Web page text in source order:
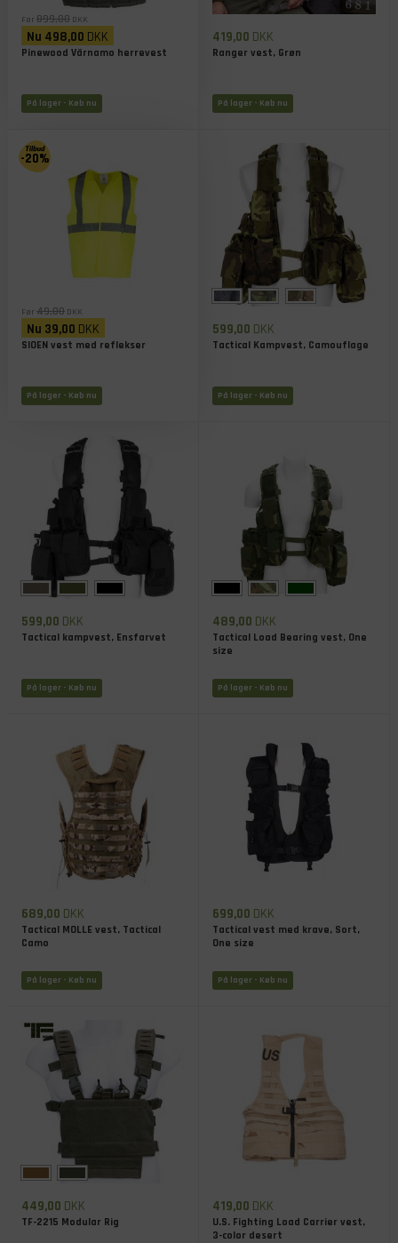
Før 899,00 DKK
Nu 498,00 DKK
Pinewood Värnamo herrevest
På lager - Køb nu
419,00 DKK
Ranger vest, Grøn
På lager - Køb nu
-20%
Før 49,00 DKK
Nu 39,00 DKK
SIOEN vest med reflekser
På lager - Køb nu
599,00 DKK
Tactical Kampvest, Camouflage
På lager - Køb nu
599,00 DKK
Tactical kampvest, Ensfarvet
På lager - Køb nu
489,00 DKK
Tactical Load Bearing vest, One
size
På lager - Køb nu
689,00 DKK
Tactical MOLLE vest, Tactical
Camo
På lager - Køb nu
699,00 DKK
Tactical vest med krave, Sort,
One size
På lager - Køb nu
449,00 DKK
TF-2215 Modular Rig
419,00 DKK
U.S. Fighting Load Carrier vest,
3-color desert